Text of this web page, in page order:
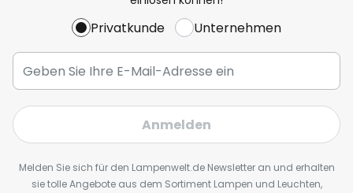
Privatkunde Unternehmen
Anmelden
Melden Sie sich für den Lampenwelt.de Newsletter an und erhalten
sie tolle Angebote aus dem Sortiment Lampen und Leuchten,